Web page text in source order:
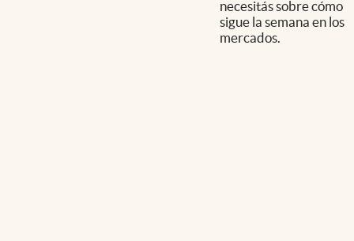
necesitás sobre cómo
sigue la semana en los
mercados.